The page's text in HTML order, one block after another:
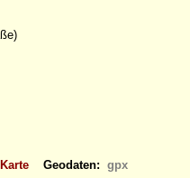
Karte Geodaten: gpx